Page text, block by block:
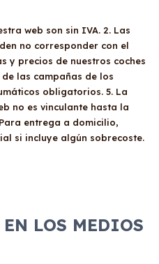
web son sin IVA. 2. Las
no corresponder con el
y precios de nuestros coches
las campañas de los
obligatorios. 5. La
no es vinculante hasta la
entrega a domicilio,
si incluye algún sobrecoste.
LOS MEDIOS